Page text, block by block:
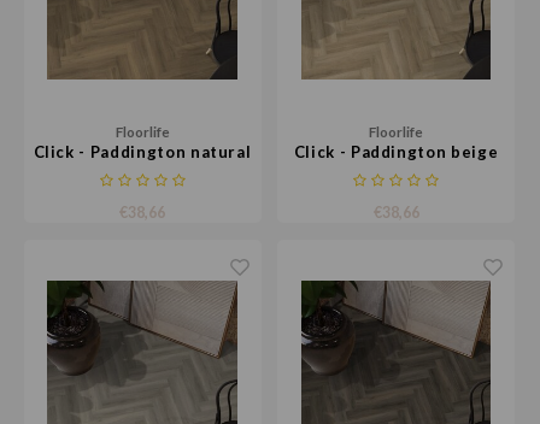
Floorlife
Click - Paddington natural
€38,66
Floorlife
Click - Paddington beige
€38,66